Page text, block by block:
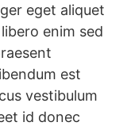
eget aliquet
enim sed
est
vestibulum
id donec